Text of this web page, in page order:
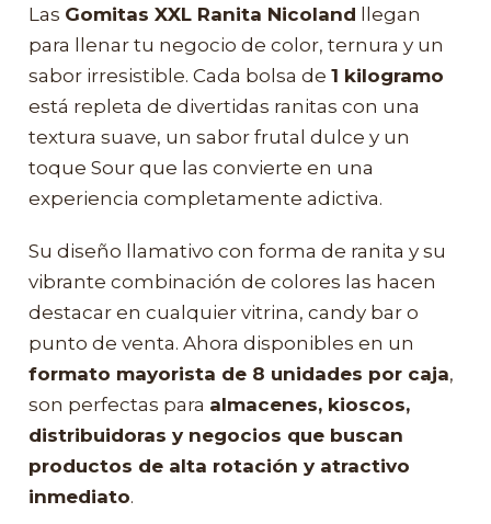
Las Gomitas XXL Ranita Nicoland llegan
para llenar tu negocio de color, ternura y un
sabor irresistible. Cada bolsa de 1 kilogramo
está repleta de divertidas ranitas con una
textura suave, un sabor frutal dulce y un
toque Sour que las convierte en una
experiencia completamente adictiva.
Su diseño llamativo con forma de ranita y su
vibrante combinación de colores las hacen
destacar en cualquier vitrina, candy bar o
punto de venta. Ahora disponibles en un
formato mayorista de 8 unidades por caja,
son perfectas para almacenes, kioscos,
distribuidoras y negocios que buscan
productos de alta rotación y atractivo
inmediato.